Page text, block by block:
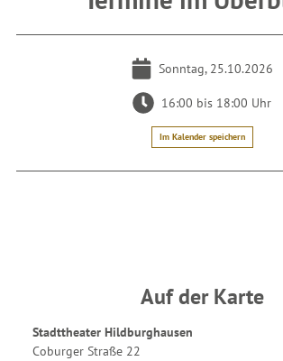
Sonntag, 25.10.2026
16:00 bis 18:00 Uhr
Im Kalender speichern
Auf der Karte
Stadttheater Hildburghausen
Coburger Straße 22